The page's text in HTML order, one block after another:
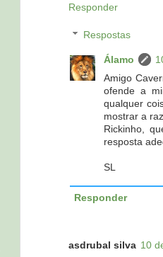
Responder
Respostas
Álamo
Amigo
ofende a
qualquer
mostrar a
Rickinho,
resposta
SL
Responder
asdrubal silva 10